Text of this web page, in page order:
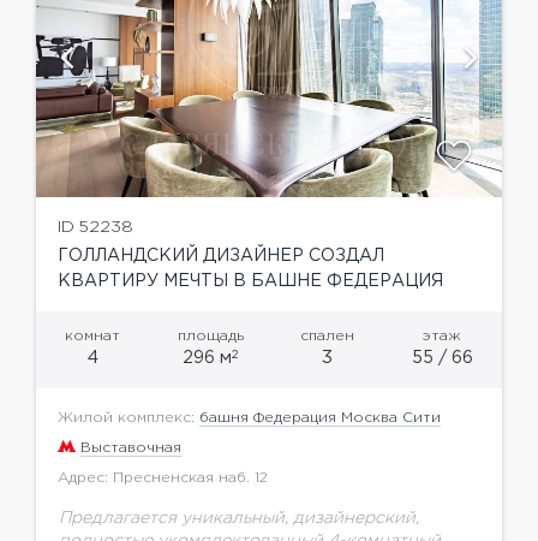
ID 52238
ГОЛЛАНДСКИЙ ДИЗАЙНЕР СОЗДАЛ
КВАРТИРУ МЕЧТЫ В БАШНЕ ФЕДЕРАЦИЯ
комнат
4
площадь
296 м2
спален
3
этаж
55 / 66
Жилой комплекс: башня Федерация Москва Сити
Выставочная
Адрес: Пресненская наб. 12
Предлагается уникальный, дизайнерский,